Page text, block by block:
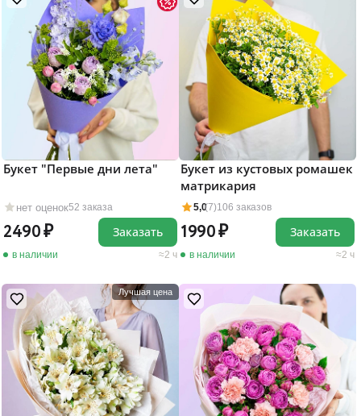
нет оценок52 заказа
Букет "Первые дни лета"
2490
в наличии 2 ч
Заказать
5,0(7)106 заказов
Букет из кустовых ромашек
матрикария
1990
в наличии 2 ч
Заказать
Лучшая цена